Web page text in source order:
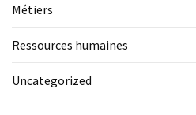
Métiers
Ressources humaines
Uncategorized